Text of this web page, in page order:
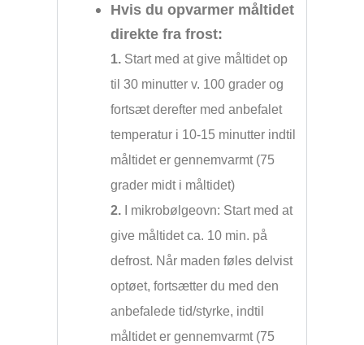
Hvis du opvarmer måltidet
direkte fra frost:
1.Start med at give måltidet op
til 30 minutter v. 100 grader og
fortsæt derefter med anbefalet
temperatur i 10-15 minutter indtil
måltidet er gennemvarmt (75
grader midt i måltidet)
2.I mikrobølgeovn: Start med at
give måltidet ca. 10 min. på
defrost. Når maden føles delvist
optøet, fortsætter du med den
anbefalede tid/styrke, indtil
måltidet er gennemvarmt (75